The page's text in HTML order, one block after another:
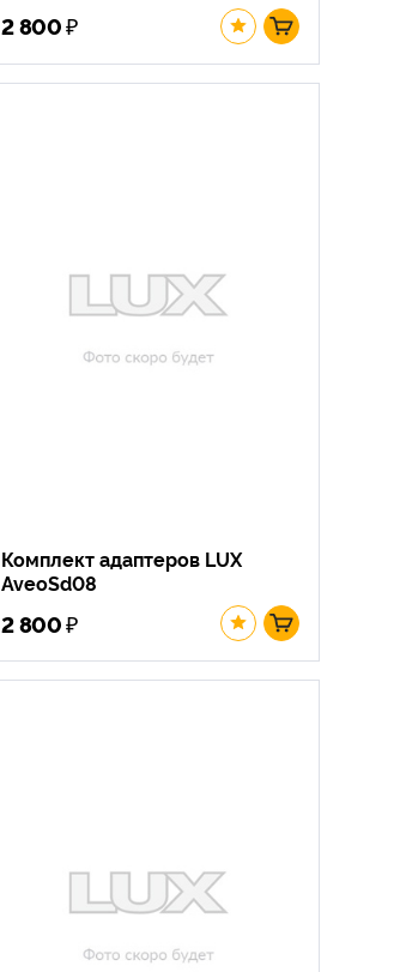
2 800₽
Комплект адаптеров LUX
AveoSd08
2 800₽